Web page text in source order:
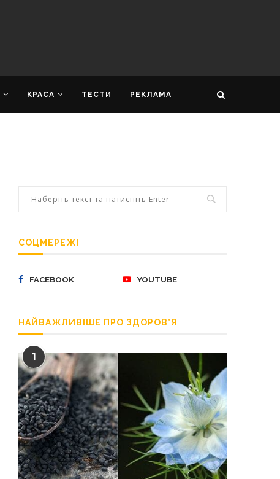
КРАСА ТЕСТИ РЕКЛАМА
СОЦМЕРЕЖІ
FACEBOOK YOUTUBE
НАЙВАЖЛИВІШЕ ПРО ЗДОРОВ’Я
1